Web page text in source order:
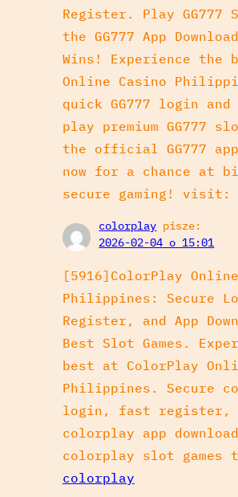
Register. Play GG777
the GG777 App
Wins! Experience the
Online Casino
quick GG777 login
play premium GG777
the official GG777 app
now for a chance at
secure gaming! visit:
colorplay pisze:
2026-02-04 o 15:01
[5916]ColorPlay
Philippines: Secure
Register, and App
Best Slot Games.
best at ColorPlay
Philippines. Secure
login, fast register,
colorplay app
colorplay slot
colorplay